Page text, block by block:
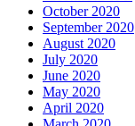
October 2020
September 2020
August 2020
July 2020
June 2020
May 2020
April 2020